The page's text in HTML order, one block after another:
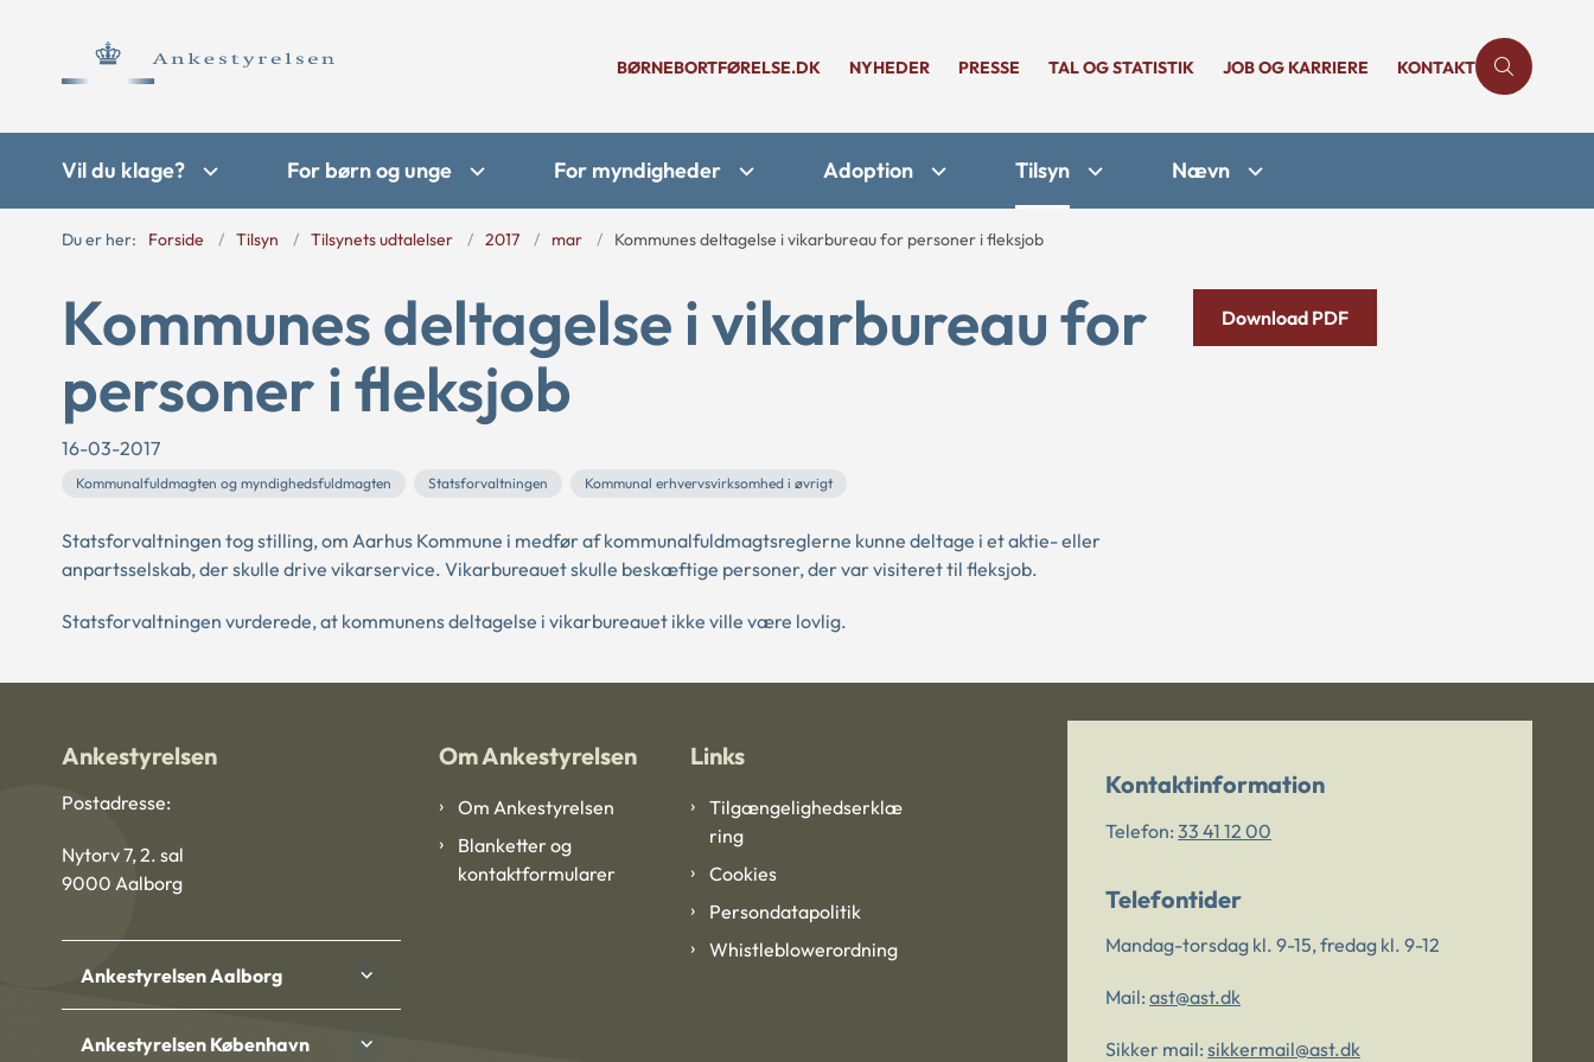
BØRNEBORTFØRELSE.DK NYHEDER PRESSE TAL OG STATISTIK JOB OG KARRIERE KONTAKT
Vil du klage? For børn og unge For myndigheder Adoption Tilsyn Nævn
Du er her: Forside Tilsyn Tilsynets udtalelser 2017 mar Kommunes deltagelse i vikarbureau for personer i fleksjob
Kommunes deltagelse i vikarbureau for
personer i fleksjob
16-03-2017
Kommunalfuldmagten og myndighedsfuldmagten Statsforvaltningen Kommunal erhvervsvirksomhed i øvrigt
Statsforvaltningen tog stilling, om Aarhus Kommune i medfør af kommunalfuldmagtsreglerne kunne deltage i et aktie- eller
anpartsselskab, der skulle drive vikarservice. Vikarbureauet skulle beskæftige personer, der var visiteret til fleksjob.
Statsforvaltningen vurderede, at kommunens deltagelse i vikarbureauet ikke ville være lovlig.
Download PDF
Ankestyrelsen
Postadresse:
Nytorv 7, 2. sal
9000 Aalborg
Ankestyrelsen Aalborg
Ankestyrelsen København
Om Ankestyrelsen
Om Ankestyrelsen
Blanketter og
kontaktformularer
Links
Tilgængelighedserklæ
ring
Cookies
Persondatapolitik
Whistleblowerordning
Kontaktinformation
Telefon: 33 41 12 00
Telefontider
Mandag-torsdag kl. 9-15, fredag kl. 9-12
Mail: ast@ast.dk
Sikker mail: sikkermail@ast.dk